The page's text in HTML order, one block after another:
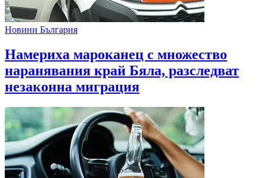
Новини България
Намериха мароканец с множество
наранявания край Бяла, разследват
незаконна миграция